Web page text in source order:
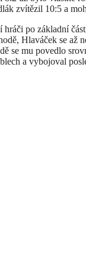
zvítězil 10:5 a
po základní
Hlaváček se
se mu povedlo
a vybojoval